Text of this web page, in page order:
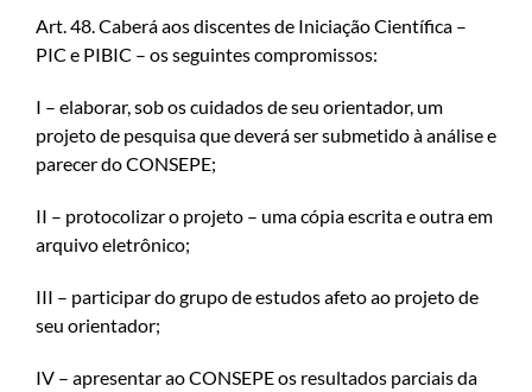
Art. 48. Caberá aos discentes de Iniciação Científica –
PIC e PIBIC – os seguintes compromissos:
I – elaborar, sob os cuidados de seu orientador, um
projeto de pesquisa que deverá ser submetido à análise e
parecer do CONSEPE;
II – protocolizar o projeto – uma cópia escrita e outra em
arquivo eletrônico;
III – participar do grupo de estudos afeto ao projeto de
seu orientador;
IV – apresentar ao CONSEPE os resultados parciais da